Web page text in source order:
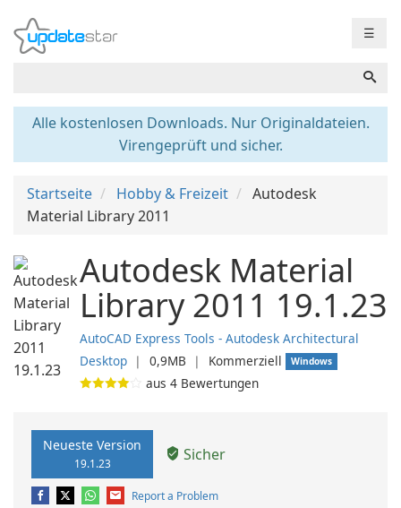
☰
Alle kostenlosen Downloads. Nur Originaldateien.
Virengeprüft und sicher.
Startseite Hobby & Freizeit
Autodesk
Material Library 2011
Autodesk Material
Library 2011 19.1.23
AutoCAD Express Tools - Autodesk Architectural
Desktop ❘ 0,9MB ❘ Kommerziell Windows
aus 4 Bewertungen
Neueste Version
19.1.23 Sicher
Report a Problem